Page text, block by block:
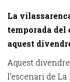
La
temporada del
aquest
Aquest
l’escenari de